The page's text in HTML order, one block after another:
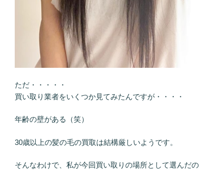
ただ・・・・・
買い取り業者をいくつか見てみたんですが・・・・
年齢の壁がある（笑）
30歳以上の髪の毛の買取は結構厳しいようです。
そんなわけで、私が今回買い取りの場所として選んだの